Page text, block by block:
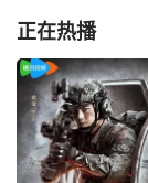
正在热播